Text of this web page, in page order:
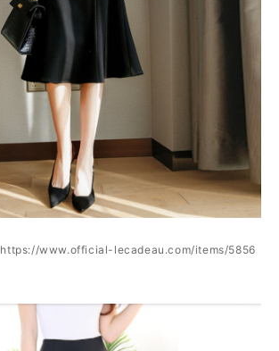
https://www.official-lecadeau.com/items/5856